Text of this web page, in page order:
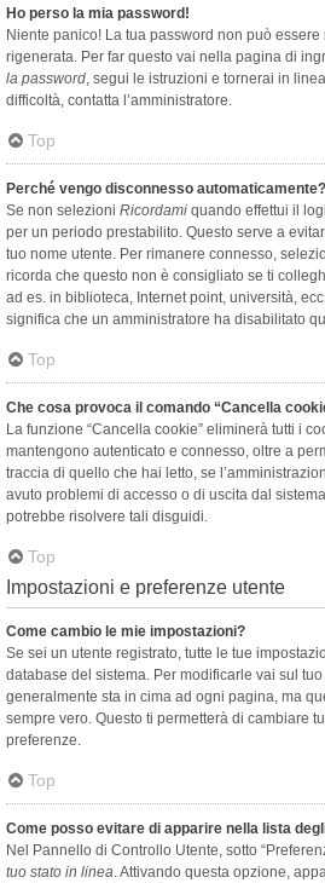
Ho perso la mia password!
Niente panico! La tua password non può
rigenerata. Per far questo vai nella pagina di
la password, segui le istruzioni e tornerai in
difficoltà, contatta l’amministratore.
Top
Perché vengo disconnesso automaticamente?
Se non selezioni Ricordami quando effettui il
per un periodo prestabilito. Questo serve a
tuo nome utente. Per rimanere connesso,
ricorda che questo non è consigliato se ti
ad es. in biblioteca, Internet point, università,
significa che un amministratore ha disabilitato
Top
Che cosa provoca il comando “Cancella
La funzione “Cancella cookie” eliminerà tutti i
mantengono autenticato e connesso, oltre a
traccia di quello che hai letto, se
avuto problemi di accesso o di uscita dal
potrebbe risolvere tali disguidi.
Top
Impostazioni e preferenze utente
Come cambio le mie impostazioni?
Se sei un utente registrato, tutte le tue
database del sistema. Per modificarle vai sul
generalmente sta in cima ad ogni pagina, ma
sempre vero. Questo ti permetterà di cambiare
preferenze.
Top
Come posso evitare di apparire nella lista
Nel Pannello di Controllo Utente, sotto
tuo stato in linea. Attivando questa opzione,